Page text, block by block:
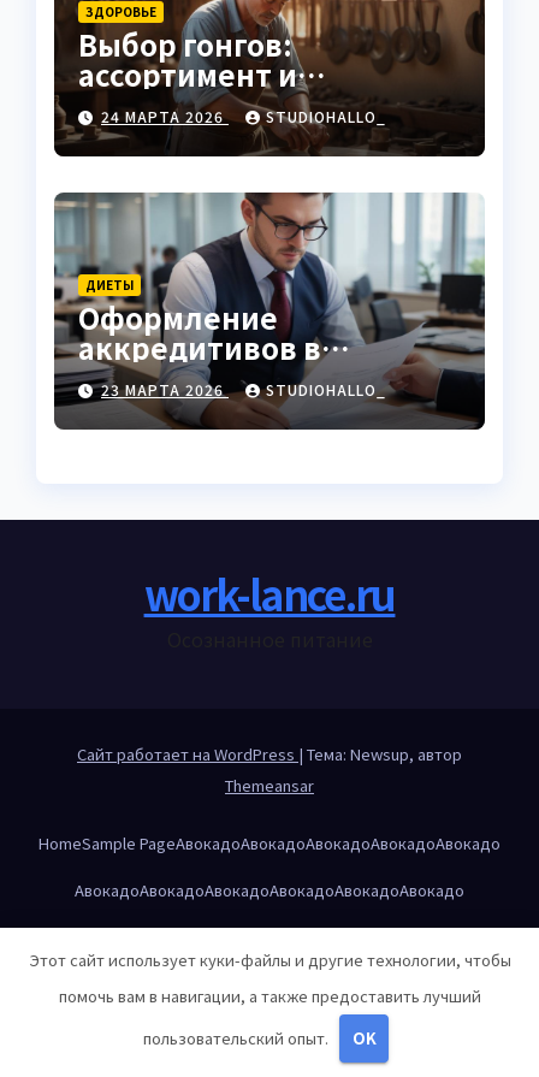
ЗДОРОВЬЕ
Выбор гонгов:
ассортимент и
характеристики
24 МАРТА 2026 STUDIOHALLO_
ДИЕТЫ
Оформление
аккредитивов в
международной
торговле
23 МАРТА 2026 STUDIOHALLO_
work-lance.ru
Сайт работает на WordPress | Тема: Newsup, автор
Themeansar
HomeSample PageАвокадоАвокадоАвокадоАвокадоАвокадо
АвокадоАвокадоАвокадоАвокадоАвокадоАвокадо
Александр Дюма — Три мушкетёра
Этот сайт использует куки-файлы и другие технологии, чтобы
помочь вам в навигации, а также предоставить лучший
пользовательский опыт.
OK